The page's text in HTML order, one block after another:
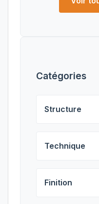
Catégories
Structure
Technique
Finition